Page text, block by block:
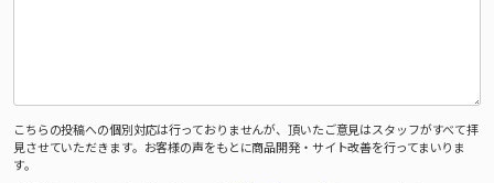
こちらの投稿への個別対応は行っておりませんが、頂いたご意見はスタッフがすべて拝
見させていただきます。お客様の声をもとに商品開発・サイト改善を行ってまいりま
す。